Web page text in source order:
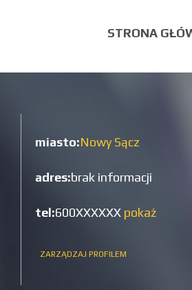
STRONA
miasto:Nowy Sącz
adres:brak informacji
tel:600XXXXXX pokaż
ZARZĄDZAJ PROFILEM